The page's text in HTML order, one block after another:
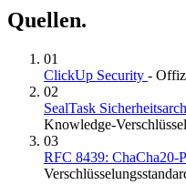
Quellen.
01
ClickUp Security -
02
SealTask
Knowledge-
03
RFC 8439: ChaCha20-